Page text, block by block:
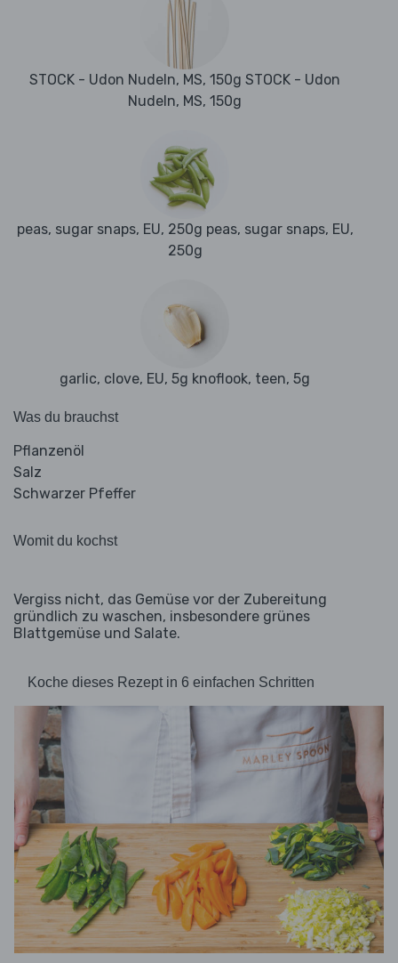
STOCK - Udon Nudeln, MS, 150g STOCK - Udon
Nudeln, MS, 150g
peas, sugar snaps, EU, 250g peas, sugar snaps, EU,
250g
garlic, clove, EU, 5g knoflook, teen, 5g
Was du brauchst
Pflanzenöl
Salz
Schwarzer Pfeffer
Womit du kochst
Vergiss nicht, das Gemüse vor der Zubereitung
gründlich zu waschen, insbesondere grünes
Blattgemüse und Salate.
Koche dieses Rezept in 6 einfachen Schritten